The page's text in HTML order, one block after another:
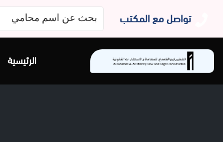
تواصل مع المكتب
البحث
عن:
الرئيسية